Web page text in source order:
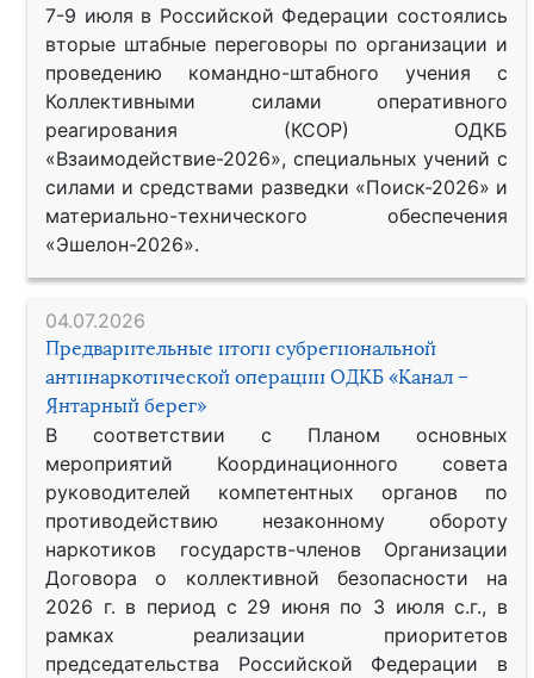
7-9 июля в Российской Федерации состоялись
вторые штабные переговоры по организации и
проведению командно-штабного учения с
Коллективными силами оперативного
реагирования (КСОР) ОДКБ
«Взаимодействие-2026», специальных учений с
силами и средствами разведки «Поиск-2026» и
материально-технического обеспечения
«Эшелон-2026».
04.07.2026
Предварительные итоги субрегиональной
антинаркотической операции ОДКБ «Канал –
Янтарный берег»
В соответствии с Планом основных
мероприятий Координационного совета
руководителей компетентных органов по
противодействию незаконному обороту
наркотиков государств-членов Организации
Договора о коллективной безопасности на
2026 г. в период с 29 июня по 3 июля с.г., в
рамках реализации приоритетов
председательства Российской Федерации в